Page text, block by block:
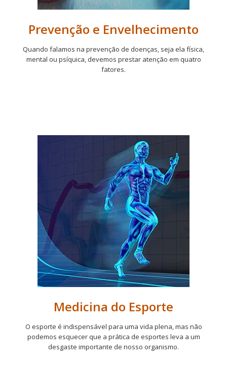
Prevenção e Envelhecimento
Quando falamos na prevenção de doenças, seja ela física,
mental ou psíquica, devemos prestar atenção em quatro
fatores.
Medicina do Esporte
O esporte é indispensável para uma vida plena, mas não
podemos esquecer que a prática de esportes leva a um
desgaste importante de nosso organismo.